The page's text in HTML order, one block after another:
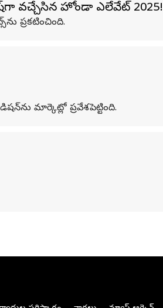
వచ్చేసిన హోండా ఎలేవేట్ 2025!
ప్రకటించింది.
మార్కెట్లో ప్రవేశపెట్టింది.